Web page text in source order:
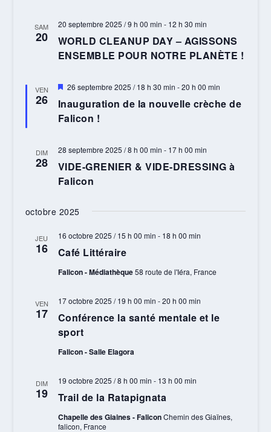
SAM
20
WORLD CLEANUP DAY – AGISSONS
ENSEMBLE POUR NOTRE PLANÈTE !
20 septembre 2025 / 9 h 00 min - 12 h 30 min
VEN
26
Inauguration de la nouvelle crèche de
Falicon !
Mis
avant
26 septembre 2025 / 18 h 30 min -20 h 00 min
DIM
28
VIDE-GRENIER & VIDE-DRESSING à
Falicon
28 septembre 2025 / 8 h 00 min - 17 h 00 min
octobre 2025
JEU
16 Café Littéraire
16 octobre 2025 / 15 h 00 min - 18 h 00 min
Falicon - Médiathèque58 route de l'Iéra, France
VEN
17
Conférence la santé mentale et le
sport
17 octobre 2025 / 19 h 00 min -20 h 00 min
Falicon - Salle Elagora
DIM
19 Trail de la Ratapignata
19 octobre 2025 / 8 h 00 min - 13 h 00 min
Chapelle des Giaines - FaliconChemin des Giaïnes,
falicon, France